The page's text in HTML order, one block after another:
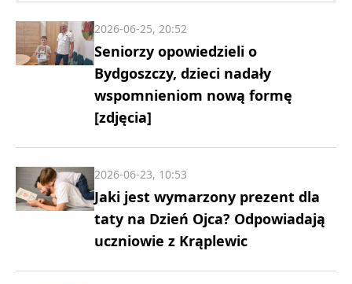
Seniorzy opowiedzieli o
Bydgoszczy, dzieci nadały
wspomnieniom nową formę
[zdjęcia]
2026-06-25, 20:52
Jaki jest wymarzony prezent dla
taty na Dzień Ojca? Odpowiadają
uczniowie z Krąplewic
2026-06-23, 10:53